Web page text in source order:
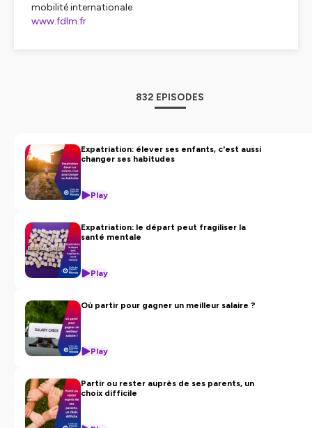
mobilité internationale
www.fdlm.fr
832 EPISODES
Expatriation: élever ses enfants, c'est aussi
changer ses habitudes
Play
Expatriation: le départ peut fragiliser la
santé mentale
Play
Où partir pour gagner un meilleur salaire ?
Play
Partir ou rester auprès de ses parents, un
choix difficile